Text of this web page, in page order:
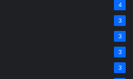
4
3
3
3
3